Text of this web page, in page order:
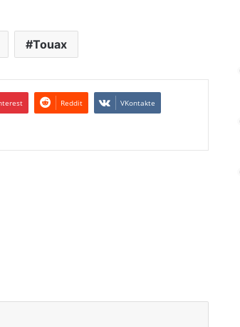
Touax
Reddit VKontakte